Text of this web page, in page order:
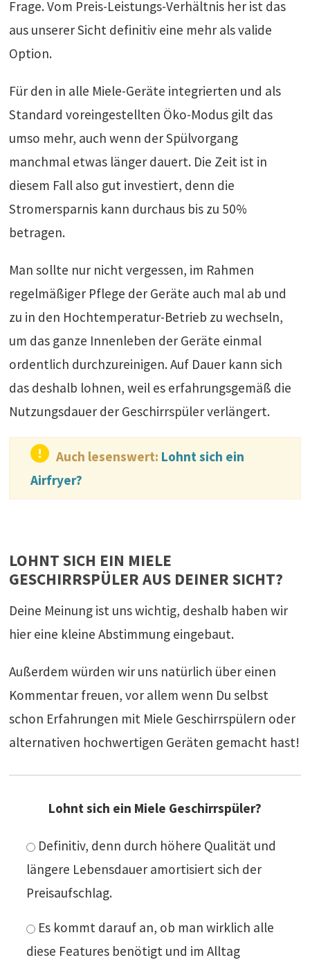
Frage. Vom Preis-Leistungs-Verhältnis her ist das
aus unserer Sicht definitiv eine mehr als valide
Option.
Für den in alle Miele-Geräte integrierten und als
Standard voreingestellten Öko-Modus gilt das
umso mehr, auch wenn der Spülvorgang
manchmal etwas länger dauert. Die Zeit ist in
diesem Fall also gut investiert, denn die
Stromersparnis kann durchaus bis zu 50%
betragen.
Man sollte nur nicht vergessen, im Rahmen
regelmäßiger Pflege der Geräte auch mal ab und
zu in den Hochtemperatur-Betrieb zu wechseln,
um das ganze Innenleben der Geräte einmal
ordentlich durchzureinigen. Auf Dauer kann sich
das deshalb lohnen, weil es erfahrungsgemäß die
Nutzungsdauer der Geschirrspüler verlängert.
Auch lesenswert: Lohnt sich ein
Airfryer?
LOHNT SICH EIN MIELE
GESCHIRRSPÜLER AUS DEINER SICHT?
Deine Meinung ist uns wichtig, deshalb haben wir
hier eine kleine Abstimmung eingebaut.
Außerdem würden wir uns natürlich über einen
Kommentar freuen, vor allem wenn Du selbst
schon Erfahrungen mit Miele Geschirrspülern oder
alternativen hochwertigen Geräten gemacht hast!
Lohnt sich ein Miele Geschirrspüler?
Definitiv, denn durch höhere Qualität und
längere Lebensdauer amortisiert sich der
Preisaufschlag.
Es kommt darauf an, ob man wirklich alle
diese Features benötigt und im Alltag